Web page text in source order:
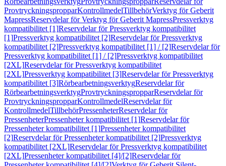
ProvtryckningspropparKontrollmedelTillbehörVerktyg för Geberit
MapressReservdelar för Verktyg för Geberit MapressPressverktyg
kompatibilitet [1]Reservdelar för Pressverktyg kompatibilitet
[1]Pressverktyg kompatibilitet [2]Reservdelar för Pressverktyg
kompatibilitet [2]Pressverktyg kompatibilitet [1] / [2]Reservdelar för
Pressverktyg kompatibilitet [1] / [2]Pressverktyg kompatibilitet
[2XL]Reservdelar för Pressverktyg kompatibilitet
[2XL]Pressverktyg kompatibilitet [3]Reservdelar för Pressverktyg
kompatibilitet [3]RörbearbetningsverktygReservdelar för
RörbearbetningsverktygProvtryckningspropparReservdelar för
ProvtryckningspropparKontrollmedelReservdelar för
KontrollmedelTillbehörPressenheterReservdelar för
PressenheterPressenheter kompatibilitet [1]Reservdelar för
Pressenheter kompatibilitet [1]Pressenheter kompatibilitet
[2]Reservdelar för Pressenheter kompatibilitet [2]Pressverktyg
kompatibilitet [2XL]Reservdelar för Pressverktyg kompatibilitet
[2XL]Pressenheter kompatibilitet [4]/[2]Reservdelar för